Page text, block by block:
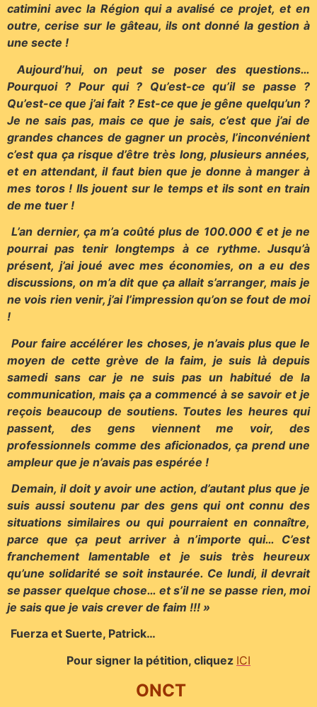
catimini avec la Région qui a avalisé ce projet, et en
outre, cerise sur le gâteau, ils ont donné la gestion à
une secte !
Aujourd’hui, on peut se poser des questions…
Pourquoi ? Pour qui ? Qu’est-ce qu’il se passe ?
Qu’est-ce que j’ai fait ? Est-ce que je gêne quelqu’un ?
Je ne sais pas, mais ce que je sais, c’est que j’ai de
grandes chances de gagner un procès, l’inconvénient
c’est qua ça risque d’être très long, plusieurs années,
et en attendant, il faut bien que je donne à manger à
mes toros ! Ils jouent sur le temps et ils sont en train
de me tuer !
L’an dernier, ça m’a coûté plus de 100.000 € et je ne
pourrai pas tenir longtemps à ce rythme. Jusqu’à
présent, j’ai joué avec mes économies, on a eu des
discussions, on m’a dit que ça allait s’arranger, mais je
ne vois rien venir, j’ai l’impression qu’on se fout de moi
!
Pour faire accélérer les choses, je n’avais plus que le
moyen de cette grève de la faim, je suis là depuis
samedi sans car je ne suis pas un habitué de la
communication, mais ça a commencé à se savoir et je
reçois beaucoup de soutiens. Toutes les heures qui
passent, des gens viennent me voir, des
professionnels comme des aficionados, ça prend une
ampleur que je n’avais pas espérée !
Demain, il doit y avoir une action, d’autant plus que je
suis aussi soutenu par des gens qui ont connu des
situations similaires ou qui pourraient en connaître,
parce que ça peut arriver à n’importe qui… C’est
franchement lamentable et je suis très heureux
qu’une solidarité se soit instaurée. Ce lundi, il devrait
se passer quelque chose… et s’il ne se passe rien, moi
je sais que je vais crever de faim !!! »
Fuerza et Suerte, Patrick…
Pour signer la pétition, cliquez ICI
ONCT